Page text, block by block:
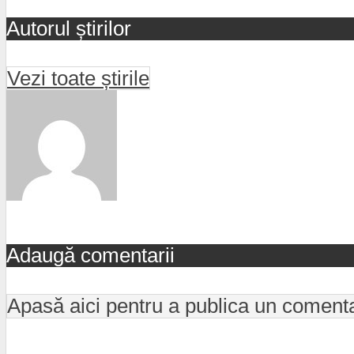
Autorul știrilor
Vezi toate știrile
Adaugă comentarii
Apasă aici pentru a publica un